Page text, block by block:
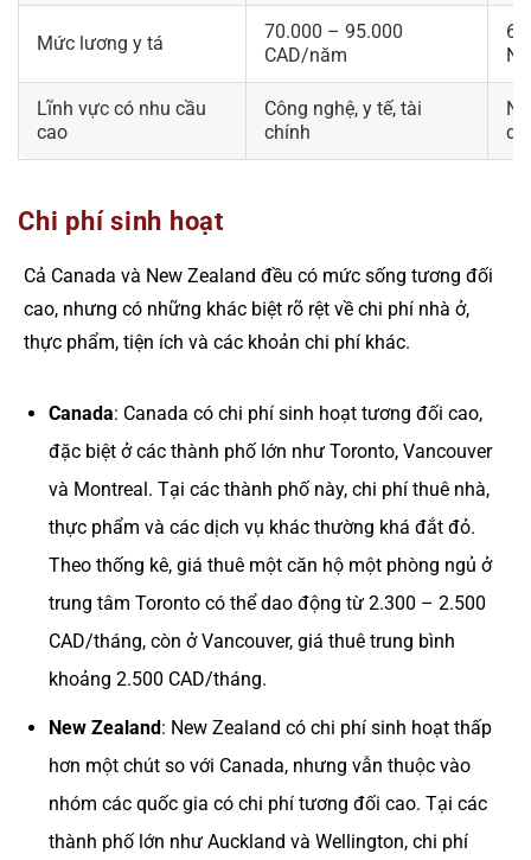
Mức lương y tá
70.000 – 95.000
CAD/năm
Lĩnh vực có nhu cầu
cao
Công nghệ, y tế, tài
chính
Chi phí sinh hoạt
Cả Canada và New Zealand đều có mức sống tương đối
cao, nhưng có những khác biệt rõ rệt về chi phí nhà ở,
thực phẩm, tiện ích và các khoản chi phí khác.
Canada: Canada có chi phí sinh hoạt tương đối cao,
đặc biệt ở các thành phố lớn như Toronto, Vancouver
và Montreal. Tại các thành phố này, chi phí thuê nhà,
thực phẩm và các dịch vụ khác thường khá đắt đỏ.
Theo thống kê, giá thuê một căn hộ một phòng ngủ ở
trung tâm Toronto có thể dao động từ 2.300 – 2.500
CAD/tháng, còn ở Vancouver, giá thuê trung bình
khoảng 2.500 CAD/tháng.
New Zealand : New Zealand có chi phí sinh hoạt thấp
hơn một chút so với Canada, nhưng vẫn thuộc vào
nhóm các quốc gia có chi phí tương đối cao. Tại các
thành phố lớn như Auckland và Wellington, chi phí